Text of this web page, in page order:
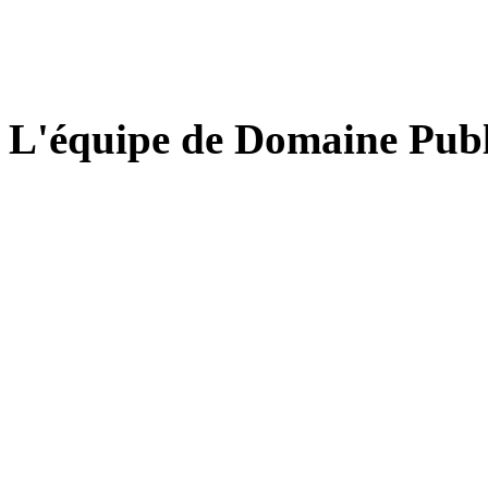
L'équipe de Domaine